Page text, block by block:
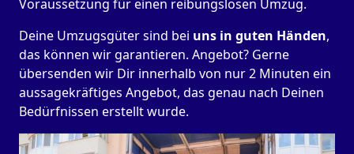
Voraussetzung für einen reibungslosen Umzug.
Deine Umzugsgüter sind bei uns in guten Händen,
das können wir garantieren. Angebot? Gerne
übersenden wir Dir innerhalb von nur 2 Minuten ein
aussagekräftiges Angebot, das genau nach Deinen
Bedürfnissen erstellt wurde.